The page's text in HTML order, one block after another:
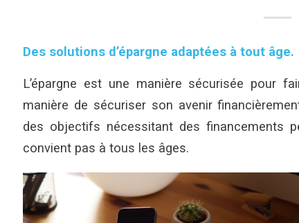
Des solutions d’épargne adaptées à tout âge.
L’épargne est une manière sécurisée pour
manière de sécuriser son avenir
des objectifs nécessitant des financements
convient pas à tous les âges.